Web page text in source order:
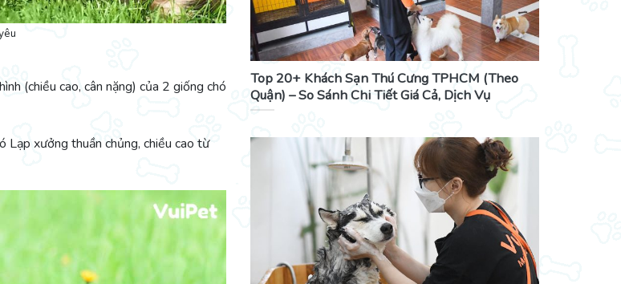
(chiều cao, cân nặng) của 2 giống chó
Lạp xưởng thuần chủng, chiều cao từ
Top 20+ Khách Sạn Thú Cưng TPHCM (Theo
Quận) – So Sánh Chi Tiết Giá Cả, Dịch Vụ